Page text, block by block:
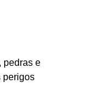
pedras e
perigos